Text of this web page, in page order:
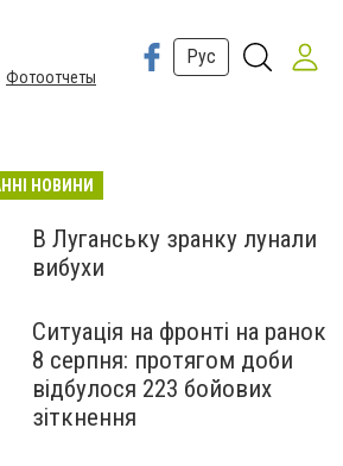
Фотоотчеты
Рус
НОВИНИ
В Луганську зранку лунали
вибухи
Ситуація на фронті на ранок
8 серпня: протягом доби
відбулося 223 бойових
зіткнення